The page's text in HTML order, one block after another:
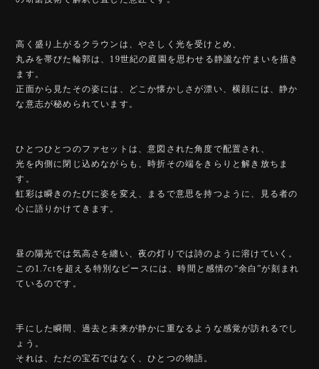
高く盛り上がるクラウンは、やさしく光を受けとめ、
丸みを帯びた輪郭は、19世紀の庭園を思わせる静謐な佇まいを描き
ます。
正面から見たその姿には、どこか懐かしさが漂い、横顔には、静か
な意志が秘められています。
ひとつひとつのファセットは、意図された角度で配置され、
光を内側に閉じ込めながらも、時折その端をきらりと解き放ちま
す。
虹彩は瞬きのたびに姿を変え、まるで意思を持つように、見る者の
心に語りかけてきます。
昼の陽光では気高さを纏い、夜の灯りでは詩のように溶けていく。
この1.7ctを超える特別なピースには、時間と感情の“余白”が刻まれ
ているのです。
手にした瞬間、過去と未来が静かに重なるような感覚が訪れるでし
ょう。
それは、ただの宝石ではなく、ひとつの物語。